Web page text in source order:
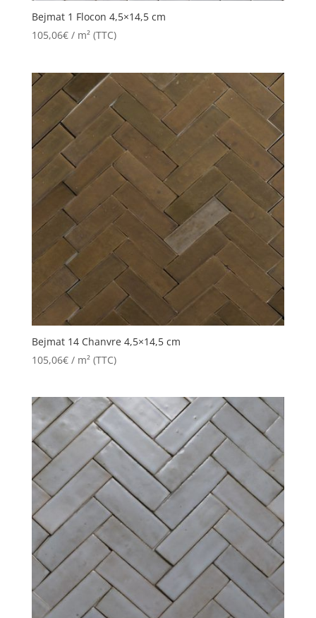
Bejmat 1 Flocon 4,5×14,5 cm
105,06€/ m² (TTC)
Bejmat 14 Chanvre 4,5×14,5 cm
105,06€/ m² (TTC)